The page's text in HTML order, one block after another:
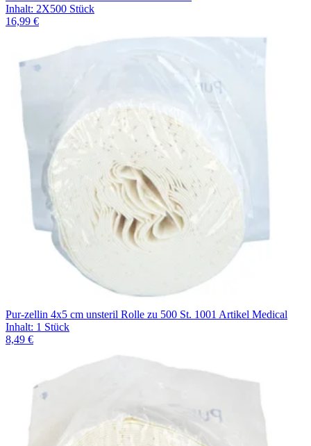
Inhalt: 2X500 Stück
16,99 €
Pur-zellin 4x5 cm unsteril Rolle zu 500 St. 1001 Artikel Medical
Inhalt: 1 Stück
8,49 €